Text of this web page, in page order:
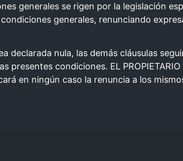
generales se rigen por la legislación
generales, renunciando
declarada nula, las demás cláusulas
condiciones. EL
en ningún caso la renuncia a los